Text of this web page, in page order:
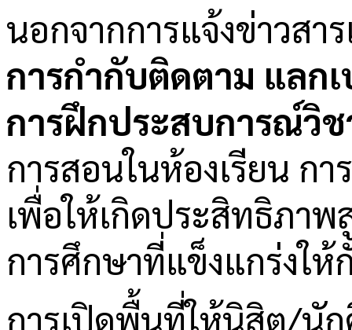
นอกจากการแจ้งข่าวส
การกำกับติดตาม แลก
การฝึกประสบการณ์วิ
การสอนในห้องเรียน ก
เพื่อให้เกิดประสิทธิภา
การศึกษาที่แข็งแกร่งให้
การเปิดพื้นที่ให้นิสิต/นั